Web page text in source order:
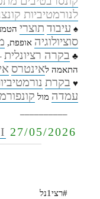
לנורמטיביות
♠ עיבוד תוצרי
סוציולוגיה אופפת,
♣ בקרה רציונלית
התאמה לאינטרס
♥ בקרת
עמדה מול
27/05/2026
#רצי1נל